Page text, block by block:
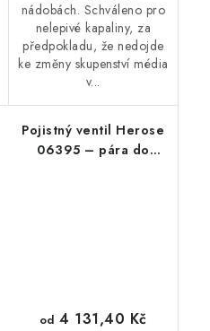
nádobách. Schváleno pro
nelepivé kapaliny, za
předpokladu, že nedojde
ke změny skupenství média
v...
Pojistný ventil Herose
06395 – pára do
od 4 131,40 Kč